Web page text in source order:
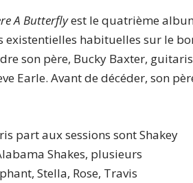
A Butterflyest le quatrième
existentielles habituelles sur le
son père, Bucky Baxter,
Earle. Avant de décéder, son
part aux sessions sont Shakey
Shakes, plusieurs
Stella, Rose, Travis